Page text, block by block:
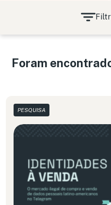
Foram
PESQUISA